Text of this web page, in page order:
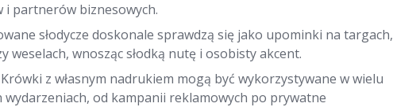
i partnerów biznesowych.
słodycze doskonale sprawdzą się jako upominki na targach,
weselach, wnosząc słodką nutę i osobisty akcent.
Krówki z własnym nadrukiem mogą być wykorzystywane w wielu
od kampanii reklamowych po prywatne